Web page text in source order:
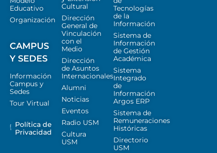
Educativo
Organización
CAMPUS
Y SEDES
Información
Campus y
Sedes
Tour Virtual
Política de
Privacidad
Cultural
Dirección
General de
Vinculación
con el
Medio
Dirección
de Asuntos
Internacionales
Alumni
Noticias
Eventos
Radio USM
Cultura
USM
Tecnologías
de la
Información
Sistema de
Información
de Gestión
Académica
Sistema
Integrado
de
Información
Argos ERP
Sistema de
Remuneraciones
Históricas
Directorio
USM